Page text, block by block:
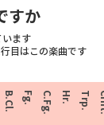
すか
います
目はこの楽曲です
B.Cl. Fg. C.Fg. Hr. Trp.